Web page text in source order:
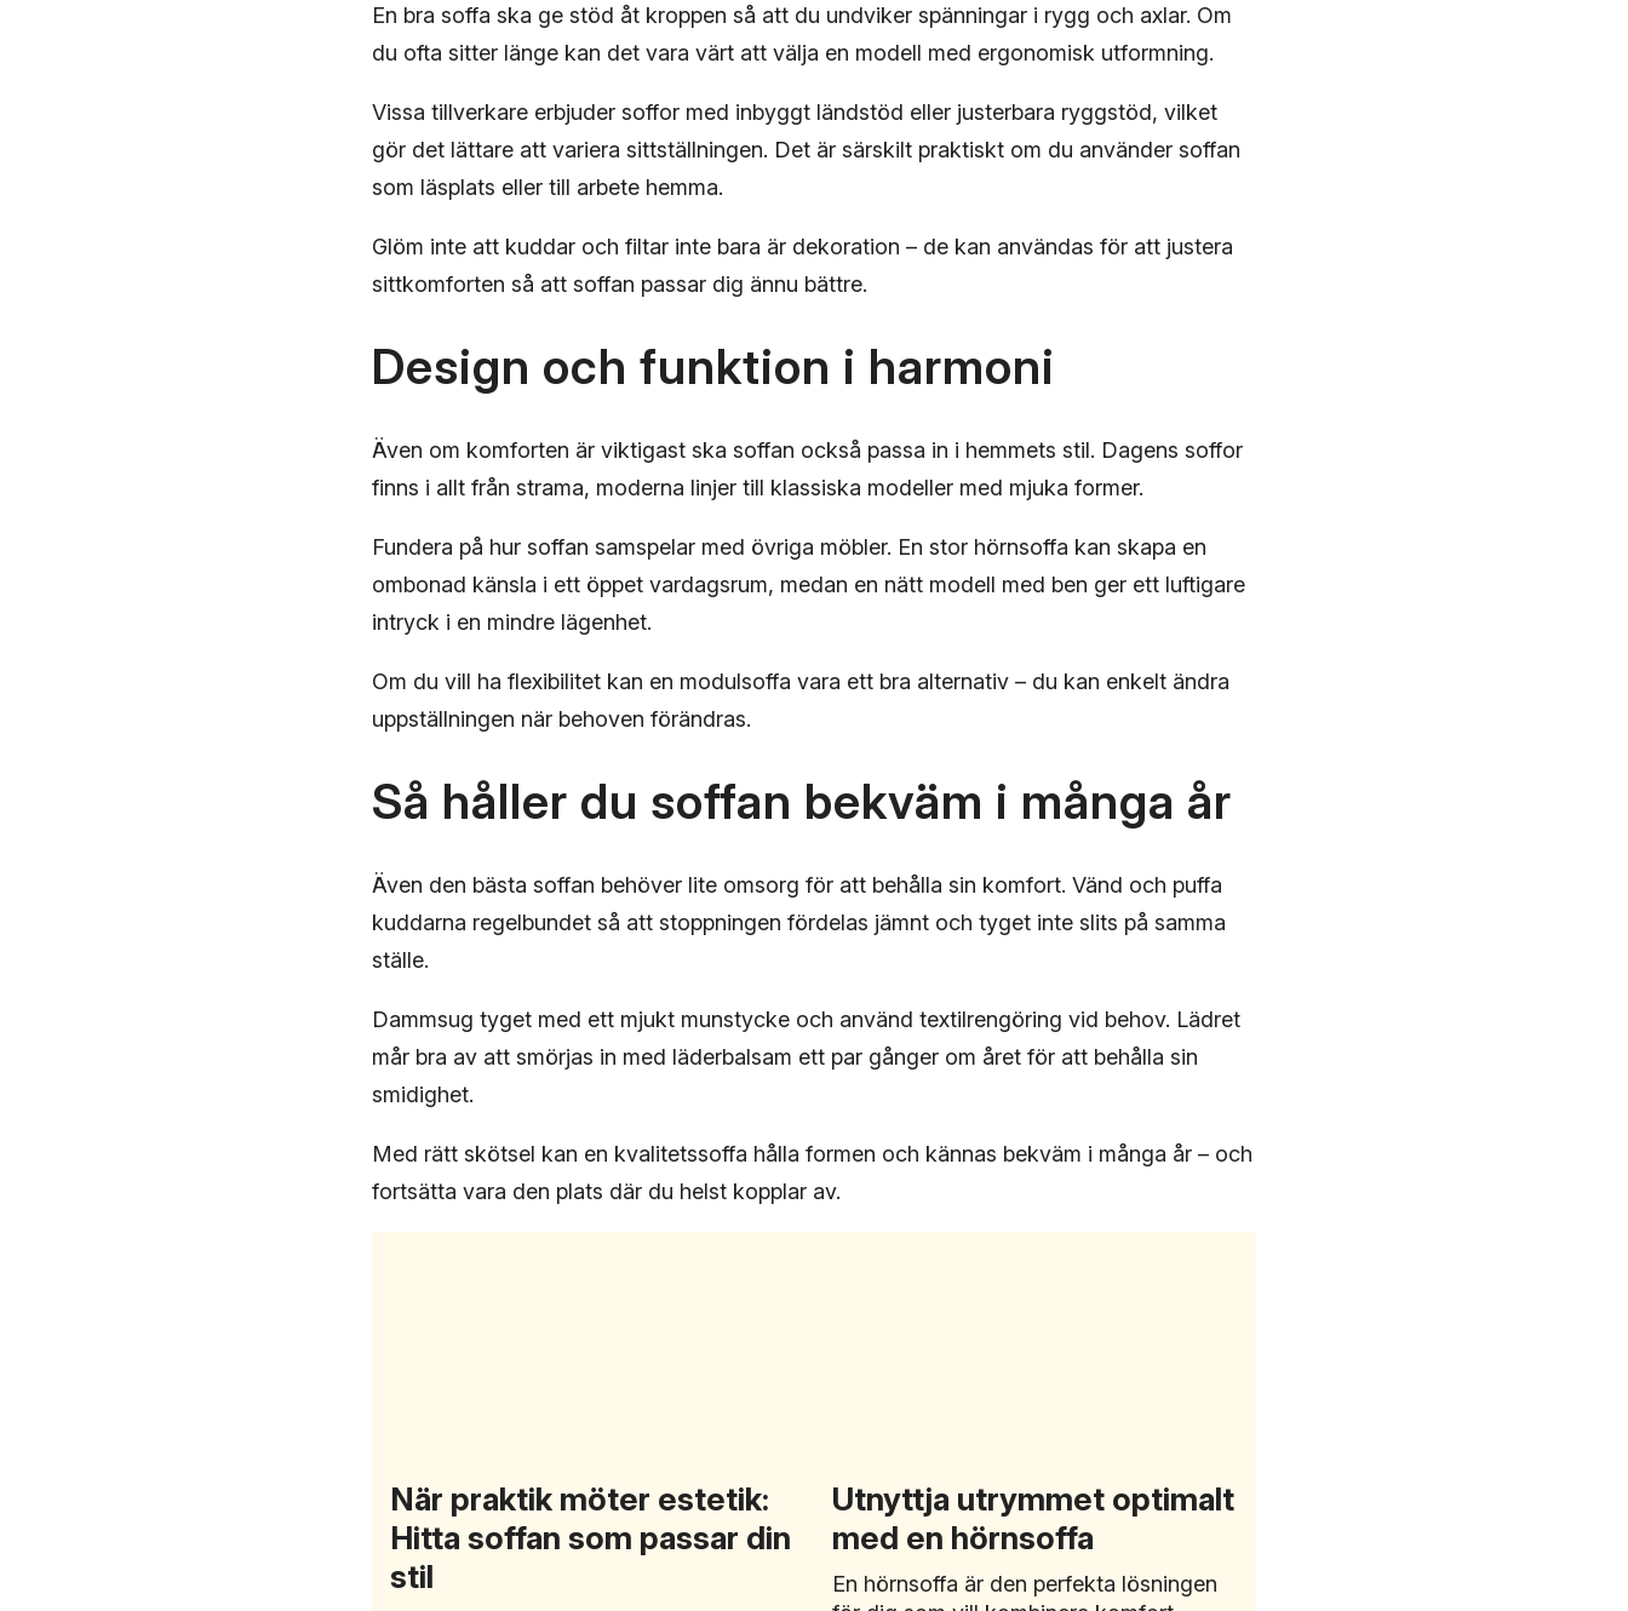
En bra soffa ska ge stöd åt kroppen så att du undviker spänningar i rygg och axlar. Om
du ofta sitter länge kan det vara värt att välja en modell med ergonomisk utformning.
Vissa tillverkare erbjuder soffor med inbyggt ländstöd eller justerbara ryggstöd, vilket
gör det lättare att variera sittställningen. Det är särskilt praktiskt om du använder soffan
som läsplats eller till arbete hemma.
Glöm inte att kuddar och filtar inte bara är dekoration – de kan användas för att justera
sittkomforten så att soffan passar dig ännu bättre.
Design och funktion i harmoni
Även om komforten är viktigast ska soffan också passa in i hemmets stil. Dagens soffor
finns i allt från strama, moderna linjer till klassiska modeller med mjuka former.
Fundera på hur soffan samspelar med övriga möbler. En stor hörnsoffa kan skapa en
ombonad känsla i ett öppet vardagsrum, medan en nätt modell med ben ger ett luftigare
intryck i en mindre lägenhet.
Om du vill ha flexibilitet kan en modulsoffa vara ett bra alternativ – du kan enkelt ändra
uppställningen när behoven förändras.
Så håller du soffan bekväm i många år
Även den bästa soffan behöver lite omsorg för att behålla sin komfort. Vänd och puffa
kuddarna regelbundet så att stoppningen fördelas jämnt och tyget inte slits på samma
ställe.
Dammsug tyget med ett mjukt munstycke och använd textilrengöring vid behov. Lädret
mår bra av att smörjas in med läderbalsam ett par gånger om året för att behålla sin
smidighet.
Med rätt skötsel kan en kvalitetssoffa hålla formen och kännas bekväm i många år – och
fortsätta vara den plats där du helst kopplar av.
När praktik möter estetik:
Hitta soffan som passar din
stil
Utnyttja utrymmet optimalt
med en hörnsoffa
En hörnsoffa är den perfekta lösningen